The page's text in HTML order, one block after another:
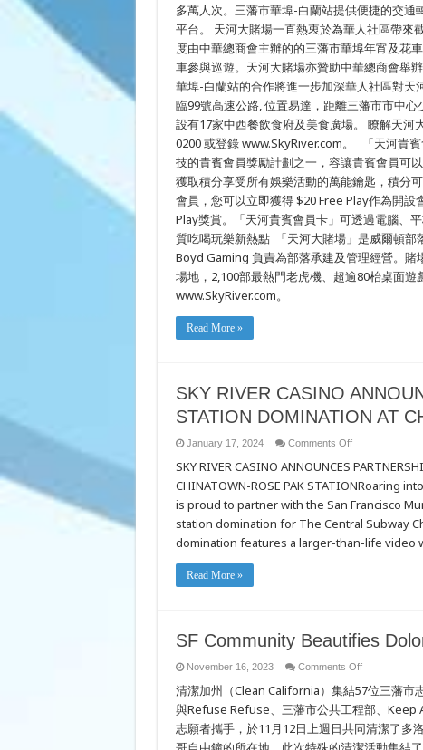
多萬人次。三藩市華埠-白蘭站提供便捷的交
平台。 天河大賭場一直熱衷於為華人社區帶來
度由中華總商會主辦的的三藩市華埠年宵及花
車參與巡遊。天河大賭場亦贊助中華總商會舉
華埠-白蘭站的合作將進一步加深華人社區對天
臨99號高速公路, 位置易達，距離三藩市市中
設有17家中西餐飲食府及美食廣場。 瞭解天
0200 或登錄 www.SkyRiver.com。 「天河貴
技的貴賓會員獎勵計劃之一，容讓貴賓會員可
獲取積分享受所有娛樂活動的萬能鑰匙，積分
會員，您可以立即獲得 $20 Free Play作為開
Play獎賞。「天河貴賓會員卡」可透過電腦、
質吃喝玩樂新熱點 「天河大賭場」是威爾頓
Boyd Gaming 負責為部落承建及管理經營。賭
場地，2,100部最熱門老虎機、超逾80枱桌面
www.SkyRiver.com。
Read More »
SKY RIVER CASINO
STATION DOMINATION AT
January 17, 2024 Comments Offon
RIVER
CASINO
ANNOUNCES
PARTNERSHIP
WITH
SFMTA
IN
STATION
DOMINATION
SKY RIVER CASINO ANNOUNCES
CHINATOWN-ROSE PAK STATIONRoaring
is proud to partner with the San Francisco
station domination for The Central Subway
domination features a larger-than-life video
Read More »
SF Community Beautifies
November 16, 2023 Comments Offon
Community
Beautifies
Dolores
清潔加州（Clean California）集結57位三藩市
與Refuse Refuse、三藩市公共工程部、
志願者攜手，於11月12日上週日共同清潔了多